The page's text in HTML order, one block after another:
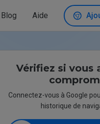
Blog Aide
Vérifiez si vous
Connectez-vous à Google
historique de